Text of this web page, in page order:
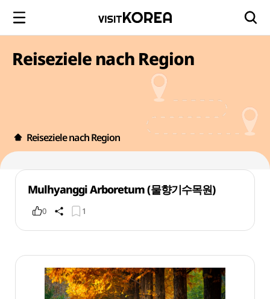
Reiseziele nach Region
Reiseziele nach Region
Mulhyanggi Arboretum (물향기수목원)
0 1